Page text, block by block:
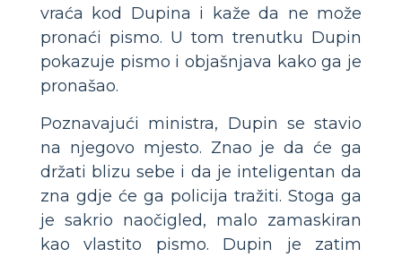
vraća kod Dupina i kaže da ne može
pronaći pismo. U tom trenutku Dupin
pokazuje pismo i objašnjava kako ga je
pronašao.
Poznavajući ministra, Dupin se stavio
na njegovo mjesto. Znao je da će ga
držati blizu sebe i da je inteligentan da
zna gdje će ga policija tražiti. Stoga ga
je sakrio naočigled, malo zamaskiran
kao vlastito pismo. Dupin je zatim